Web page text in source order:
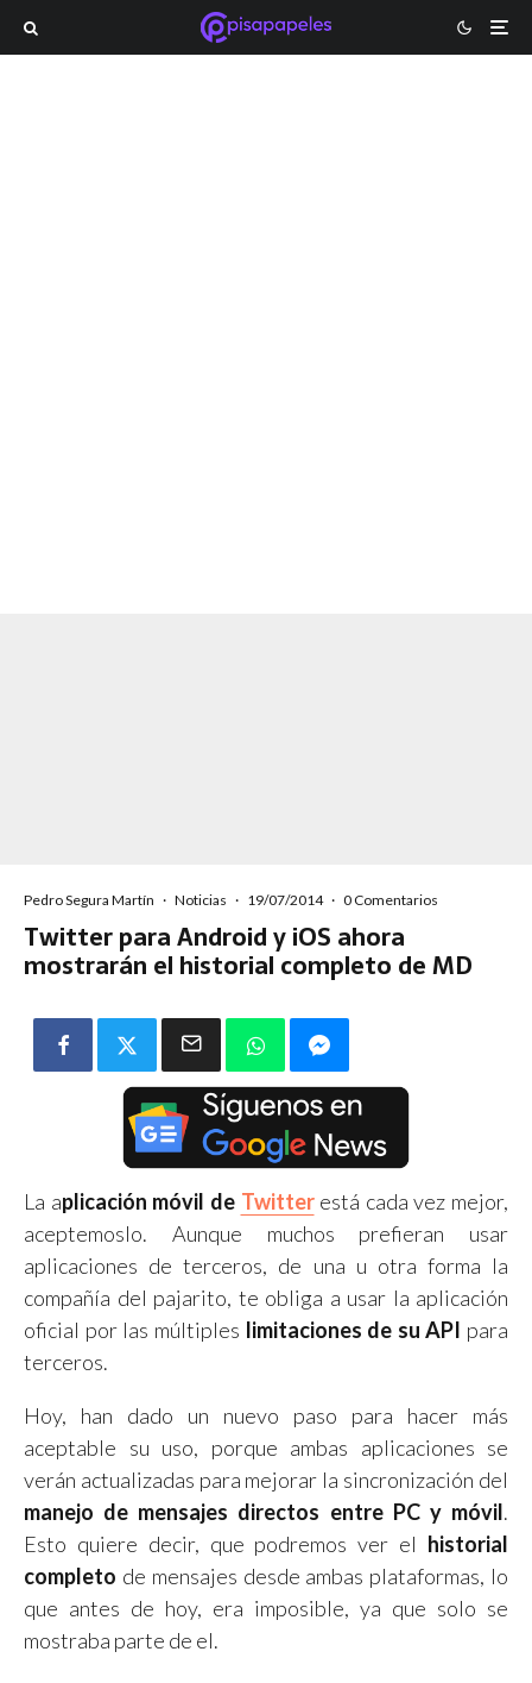
Pedro Segura Martín · Noticias · 19/07/2014 · 0 Comentarios
Twitter para Android y iOS ahora
mostrarán el historial completo de MD
La aplicación móvil de Twitterestá cada vez mejor,
aceptemoslo. Aunque muchos prefieran usar
aplicaciones de terceros, de una u otra forma la
compañía del pajarito, te obliga a usar la aplicación
oficial por las múltiples limitaciones de su API para
terceros.
Hoy, han dado un nuevo paso para hacer más
aceptable su uso, porque ambas aplicaciones se
verán actualizadas para mejorar la sincronización del
manejo de mensajes directos entre PC y móvil.
Esto quiere decir, que podremos ver el historial
completo de mensajes desde ambas plataformas, lo
que antes de hoy, era imposible, ya que solo se
mostraba parte de el.